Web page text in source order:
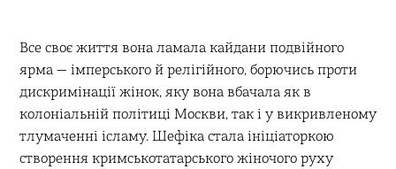
Все своє життя вона ламала кайдани подвійного
ярма — імперського й релігійного, борючись проти
дискримінації жінок, яку вона вбачала як в
колоніальній політиці Москви, так і у викривленому
тлумаченні ісламу. Шефіка стала ініціаторкою
створення кримськотатарського жіночого руху